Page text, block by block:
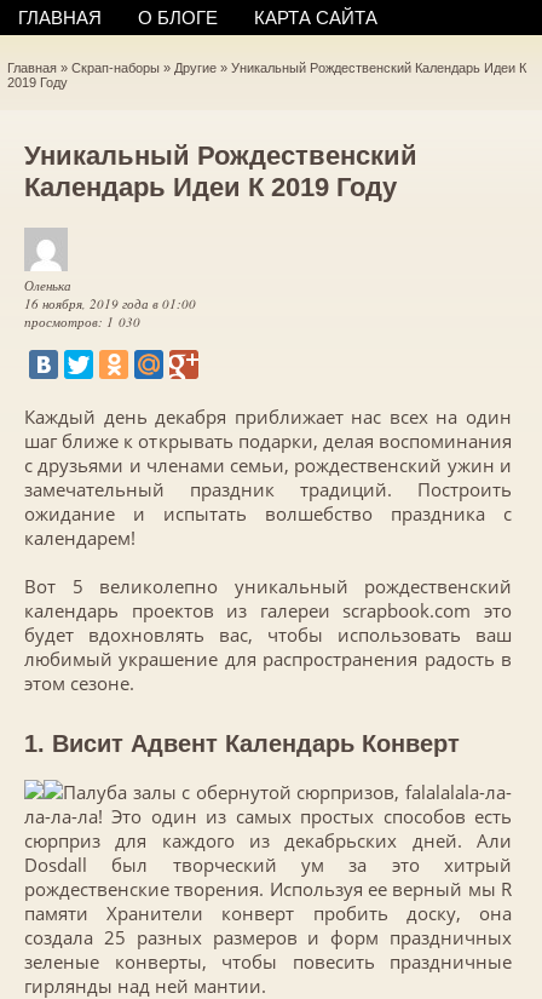
ГЛАВНАЯ О БЛОГЕ КАРТА САЙТА
Главная » Скрап-наборы » Другие » Уникальный Рождественский Календарь Идеи К
2019 Году
Уникальный Рождественский
Календарь Идеи К 2019 Году
Оленька
16 ноября, 2019 года в 01:00
просмотров: 1 030
Каждый день декабря приближает нас всех на один
шаг ближе к открывать подарки, делая воспоминания
с друзьями и членами семьи, рождественский ужин и
замечательный праздник традиций. Построить
ожидание и испытать волшебство праздника с
календарем!
Вот 5 великолепно уникальный рождественский
календарь проектов из галереи scrapbook.com это
будет вдохновлять вас, чтобы использовать ваш
любимый украшение для распространения радость в
этом сезоне.
1. Висит Адвент Календарь Конверт
Палуба залы с обернутой сюрпризов, falalalala-ла-
ла-ла-ла! Это один из самых простых способов есть
сюрприз для каждого из декабрьских дней. Али
Dosdall был творческий ум за это хитрый
рождественские творения. Используя ее верный мы R
памяти Хранители конверт пробить доску, она
создала 25 разных размеров и форм праздничных
зеленые конверты, чтобы повесить праздничные
гирлянды над ней мантии.